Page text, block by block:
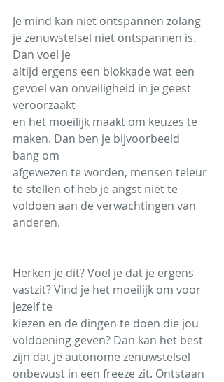
Je mind kan niet ontspannen zolang
je zenuwstelsel niet ontspannen is.
Dan voel je
altijd ergens een blokkade wat een
gevoel van onveiligheid in je geest
veroorzaakt
en het moeilijk maakt om keuzes te
maken. Dan ben je bijvoorbeeld
bang om
afgewezen te worden, mensen teleur
te stellen of heb je angst niet te
voldoen aan de verwachtingen van
anderen.
Herken je dit? Voel je dat je ergens
vastzit? Vind je het moeilijk om voor
jezelf te
kiezen en de dingen te doen die jou
voldoening geven? Dan kan het best
zijn dat je autonome zenuwstelsel
onbewust in een freeze zit. Ontstaan